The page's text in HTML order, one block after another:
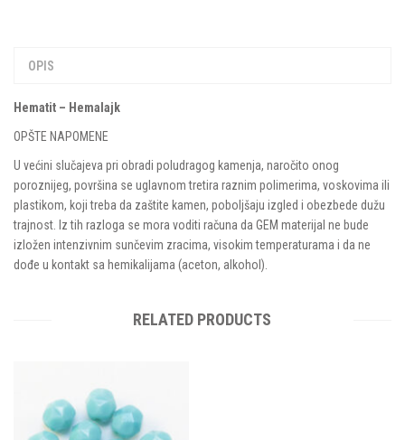
OPIS
Hematit – Hemalajk
OPŠTE NAPOMENE
U većini slučajeva pri obradi poludragog kamenja, naročito onog
poroznijeg, površina se uglavnom tretira raznim polimerima, voskovima ili
plastikom, koji treba da zaštite kamen, poboljšaju izgled i obezbede dužu
trajnost. Iz tih razloga se mora voditi računa da GEM materijal ne bude
izložen intenzivnim sunčevim zracima, visokim temperaturama i da ne
dođe u kontakt sa hemikalijama (aceton, alkohol).
RELATED PRODUCTS